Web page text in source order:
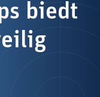
biedt